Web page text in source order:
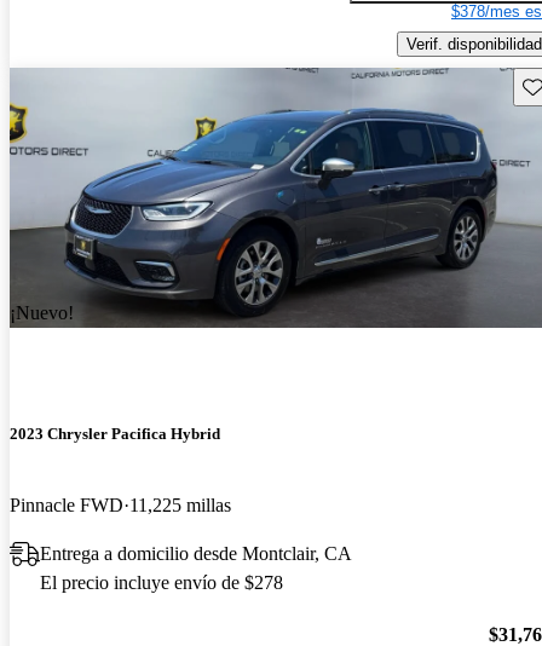
$378/mes
Verif. disponibilidad
¡Nuevo!
2023 Chrysler Pacifica Hybrid
Pinnacle FWD 11,225 millas
Entrega a domicilio desde Montclair, CA
El precio incluye envío de $278